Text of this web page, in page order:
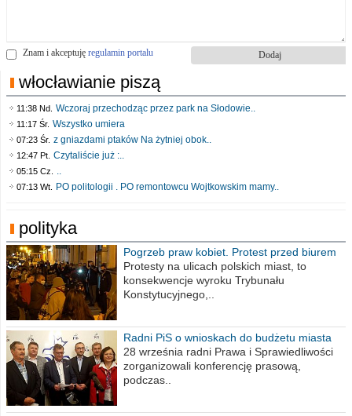
Znam i akceptuję regulamin portalu
włocławianie piszą
11:38 Nd. Wczoraj przechodząc przez park na Słodowie..
11:17 Śr. Wszystko umiera
07:23 Śr. z gniazdami ptaków Na żytniej obok..
12:47 Pt. Czytaliście już :..
05:15 Cz. ..
07:13 Wt. PO politologii . PO remontowcu Wojtkowskim mamy..
polityka
Pogrzeb praw kobiet. Protest przed biurem
poselskim PiS
Protesty na ulicach polskich miast, to
konsekwencje wyroku Trybunału
Konstytucyjnego,..
Radni PiS o wnioskach do budżetu miasta
na 2021 rok
28 września radni Prawa i Sprawiedliwości
zorganizowali konferencję prasową,
podczas..